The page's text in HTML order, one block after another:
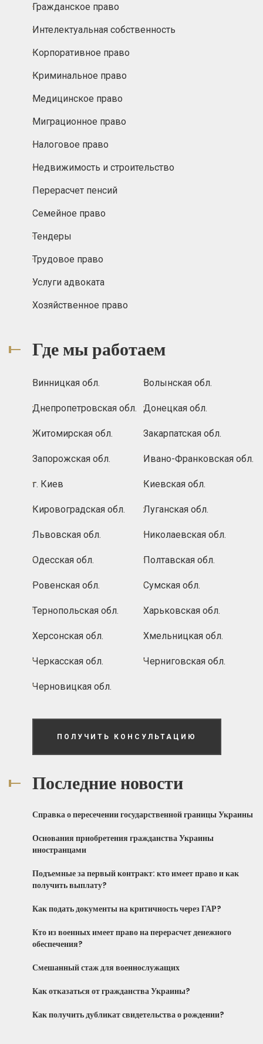
Гражданское право
Интелектуальная собственность
Корпоративное право
Криминальное право
Медицинское право
Миграционное право
Налоговое право
Недвижимость и строительство
Перерасчет пенсий
Семейное право
Тендеры
Трудовое право
Услуги адвоката
Хозяйственное право
Где мы работаем
Винницкая обл. Волынская обл.
Днепропетровская обл. Донецкая обл.
Житомирская обл. Закарпатская обл.
Запорожская обл. Ивано-Франковская обл.
г. Киев Киевская обл.
Кировоградская обл. Луганская обл.
Львовская обл. Николаевская обл.
Одесская обл. Полтавская обл.
Ровенская обл. Сумская обл.
Тернопольская обл. Харьковская обл.
Херсонская обл. Хмельницкая обл.
Черкасская обл. Черниговская обл.
Черновицкая обл.
ПОЛУЧИТЬ КОНСУЛЬТАЦИЮ
Последние новости
Справка о пересечении государственной границы Украины
Основания приобретения гражданства Украины
иностранцами
Подъемные за первый контракт: кто имеет право и как
получить выплату?
Как подать документы на критичность через ГАР?
Кто из военных имеет право на перерасчет денежного
обеспечения?
Смешанный стаж для военнослужащих
Как отказаться от гражданства Украины?
Как получить дубликат свидетельства о рождении?